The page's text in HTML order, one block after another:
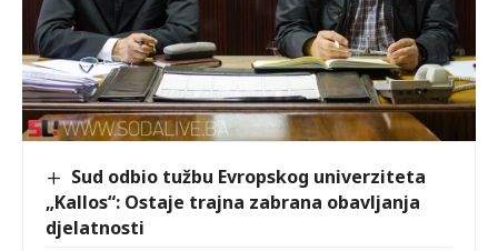
Sud odbio tužbu Evropskog univerziteta
„Kallos“: Ostaje trajna zabrana obavljanja
djelatnosti